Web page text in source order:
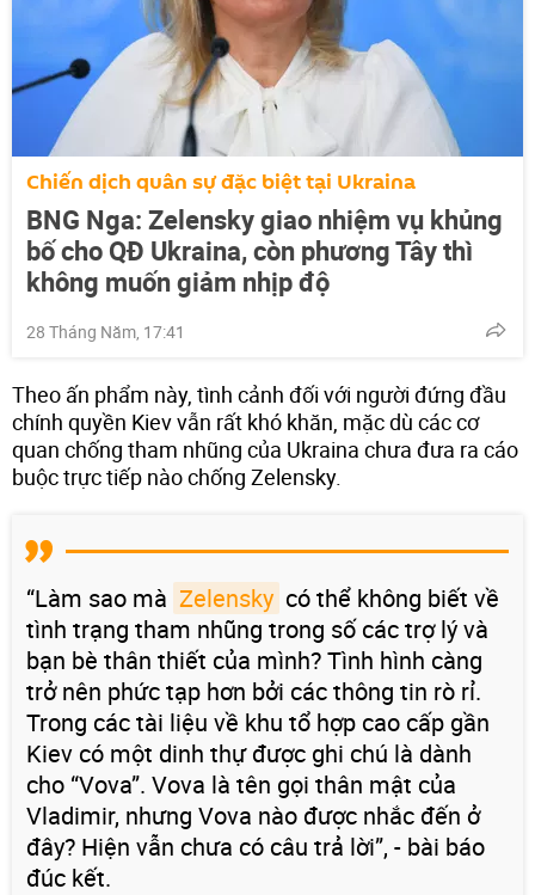
Chiến dịch quân sự đặc biệt tại Ukraina
BNG Nga: Zelensky giao nhiệm vụ khủng
bố cho QĐ Ukraina, còn phương Tây thì
không muốn giảm nhịp độ
28 Tháng Năm, 17:41
Theo ấn phẩm này, tình cảnh đối với người đứng đầu
chính quyền Kiev vẫn rất khó khăn, mặc dù các cơ
quan chống tham nhũng của Ukraina chưa đưa ra cáo
buộc trực tiếp nào chống Zelensky.
“Làm sao mà Zelensky có thể không biết về
tình trạng tham nhũng trong số các trợ lý và
bạn bè thân thiết của mình? Tình hình càng
trở nên phức tạp hơn bởi các thông tin rò rỉ.
Trong các tài liệu về khu tổ hợp cao cấp gần
Kiev có một dinh thự được ghi chú là dành
cho “Vova”. Vova là tên gọi thân mật của
Vladimir, nhưng Vova nào được nhắc đến ở
đây? Hiện vẫn chưa có câu trả lời”, - bài báo
đúc kết.